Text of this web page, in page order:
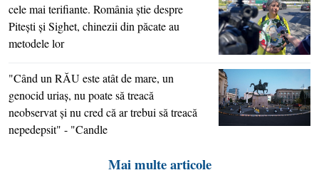
cele mai terifiante. România ştie despre
Piteşti şi Sighet, chinezii din păcate au
metodele lor
"Când un RĂU este atât de mare, un
genocid uriaş, nu poate să treacă
neobservat şi nu cred că ar trebui să treacă
nepedepsit" - "Candle
Mai multe articole